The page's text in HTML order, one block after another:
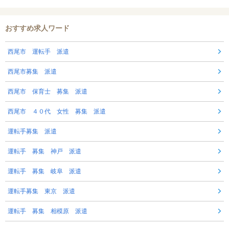
おすすめ求人ワード
西尾市 運転手 派遣
西尾市募集 派遣
西尾市 保育士 募集 派遣
西尾市 ４０代 女性 募集 派遣
運転手募集 派遣
運転手 募集 神戸 派遣
運転手 募集 岐阜 派遣
運転手募集 東京 派遣
運転手 募集 相模原 派遣